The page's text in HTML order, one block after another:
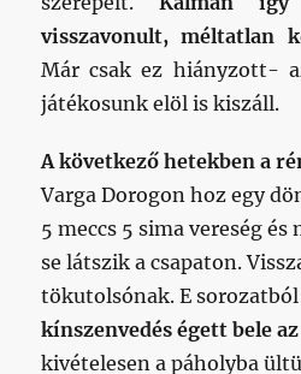
visszavonult, méltatlan
Már csak ez hiányzott-
játékosunk elöl is kiszáll.
A következő hetekben a
Varga Dorogon hoz egy
5 meccs 5 sima vereség és
se látszik a csapaton.
tökutolsónak. E sorozatból
kínszenvedés égett bele
kivételesen a páholyba